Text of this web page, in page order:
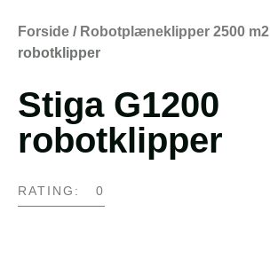
Forside / Robotplæneklipper 2500 m2
robotklipper
Stiga G1200
robotklipper
RATING: 0